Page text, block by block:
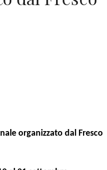
organizzato dal Fresco